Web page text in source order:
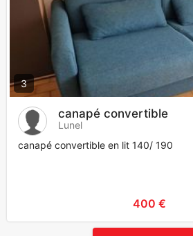
3
canapé convertible
Lunel
canapé convertible en lit 140/ 190
400 €